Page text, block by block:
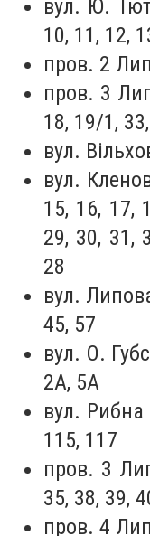
вул. Ю.
10, 11, 12,
пров. 2
пров. 3
18, 19/1,
вул.
вул.
15, 16, 17,
29, 30, 31,
28
вул.
45, 57
вул. О.
2А, 5А
вул. Рибна
115, 117
пров. 3
35, 38, 39,
пров. 4